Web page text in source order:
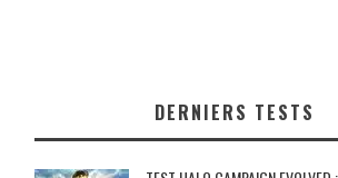
DERNIERS TESTS